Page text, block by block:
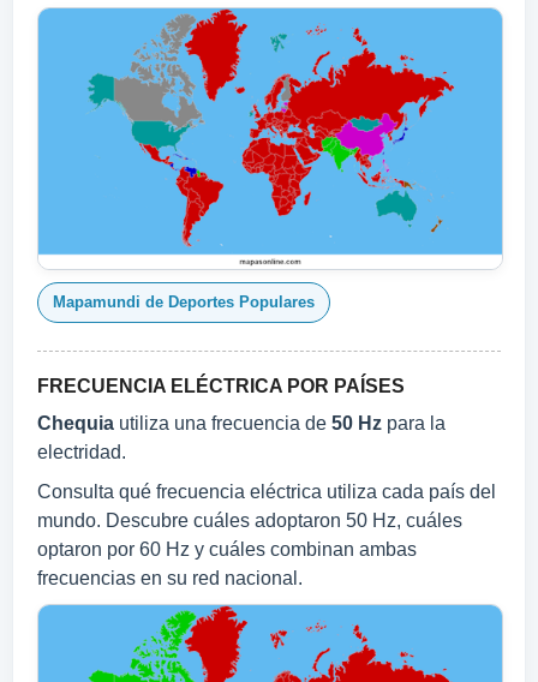
Mapamundi de Deportes Populares
FRECUENCIA ELÉCTRICA POR PAÍSES
Chequia utiliza una frecuencia de 50 Hz para la
electridad.
Consulta qué frecuencia eléctrica utiliza cada país del
mundo. Descubre cuáles adoptaron 50 Hz, cuáles
optaron por 60 Hz y cuáles combinan ambas
frecuencias en su red nacional.